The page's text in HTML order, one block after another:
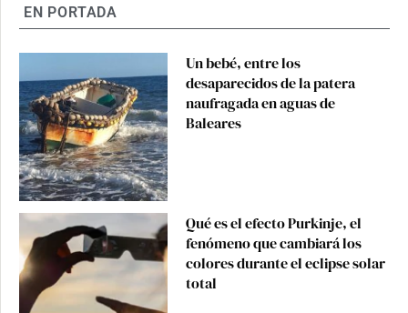
EN PORTADA
Un bebé, entre los
desaparecidos de la patera
naufragada en aguas de
Baleares
Qué es el efecto Purkinje, el
fenómeno que cambiará los
colores durante el eclipse solar
total